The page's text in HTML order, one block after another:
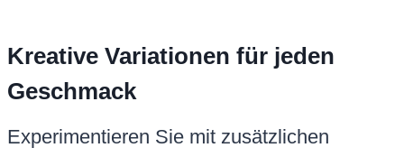
Kreative Variationen für jeden
Geschmack
Experimentieren Sie mit zusätzlichen